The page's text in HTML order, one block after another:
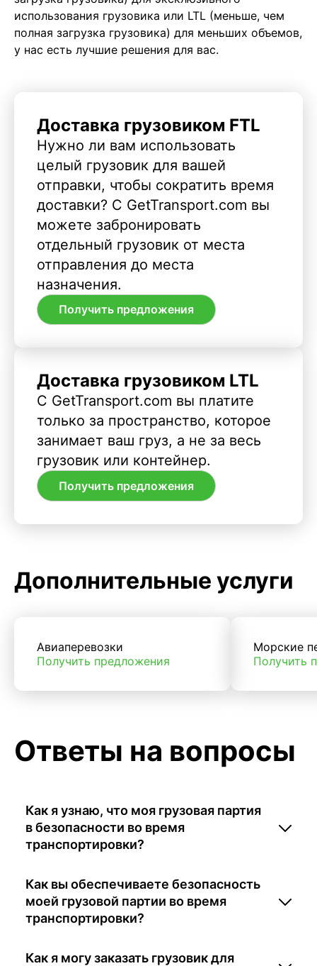
использования грузовика или LTL (меньше, чем
полная загрузка грузовика) для меньших объемов,
у нас есть лучшие решения для вас.
Доставка грузовиком FTL
Нужно ли вам использовать
целый грузовик для вашей
отправки, чтобы сократить время
доставки? С GetTransport.com вы
можете забронировать
отдельный грузовик от места
отправления до места
назначения.
Получить предложения
Доставка грузовиком LTL
С GetTransport.com вы платите
только за пространство, которое
занимает ваш груз, а не за весь
грузовик или контейнер.
Получить предложения
Дополнительные услуги
Авиаперевозки
Получить предложения
Морские
Получить
Ответы на вопросы
Как я узнаю, что моя грузовая партия
в безопасности во время
транспортировки?
Как вы обеспечиваете безопасность
моей грузовой партии во время
транспортировки?
Как я могу заказать грузовик для